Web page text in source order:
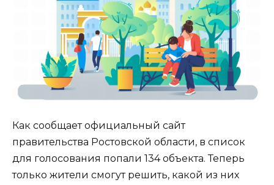
Как сообщает официальный сайт
правительства Ростовской области, в список
для голосования попали 134 объекта. Теперь
только жители смогут решить, какой из них